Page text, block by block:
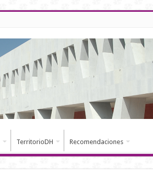
TerritorioDH Recomendaciones